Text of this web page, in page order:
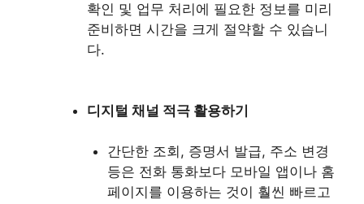
확인 및 업무 처리에 필요한 정보를 미리
준비하면 시간을 크게 절약할 수 있습니
다.
디지털 채널 적극 활용하기
간단한 조회, 증명서 발급, 주소 변경
등은 전화 통화보다 모바일 앱이나 홈
페이지를 이용하는 것이 훨씬 빠르고